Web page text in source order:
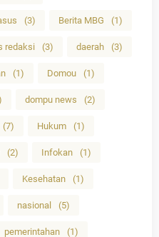
(3) Berita MBG (1)
redaksi (3) daerah (3)
(1) Domou (1)
dompu news (2)
(7) Hukum (1)
(2) Infokan (1)
Kesehatan (1)
nasional (5)
pemerintahan (1)